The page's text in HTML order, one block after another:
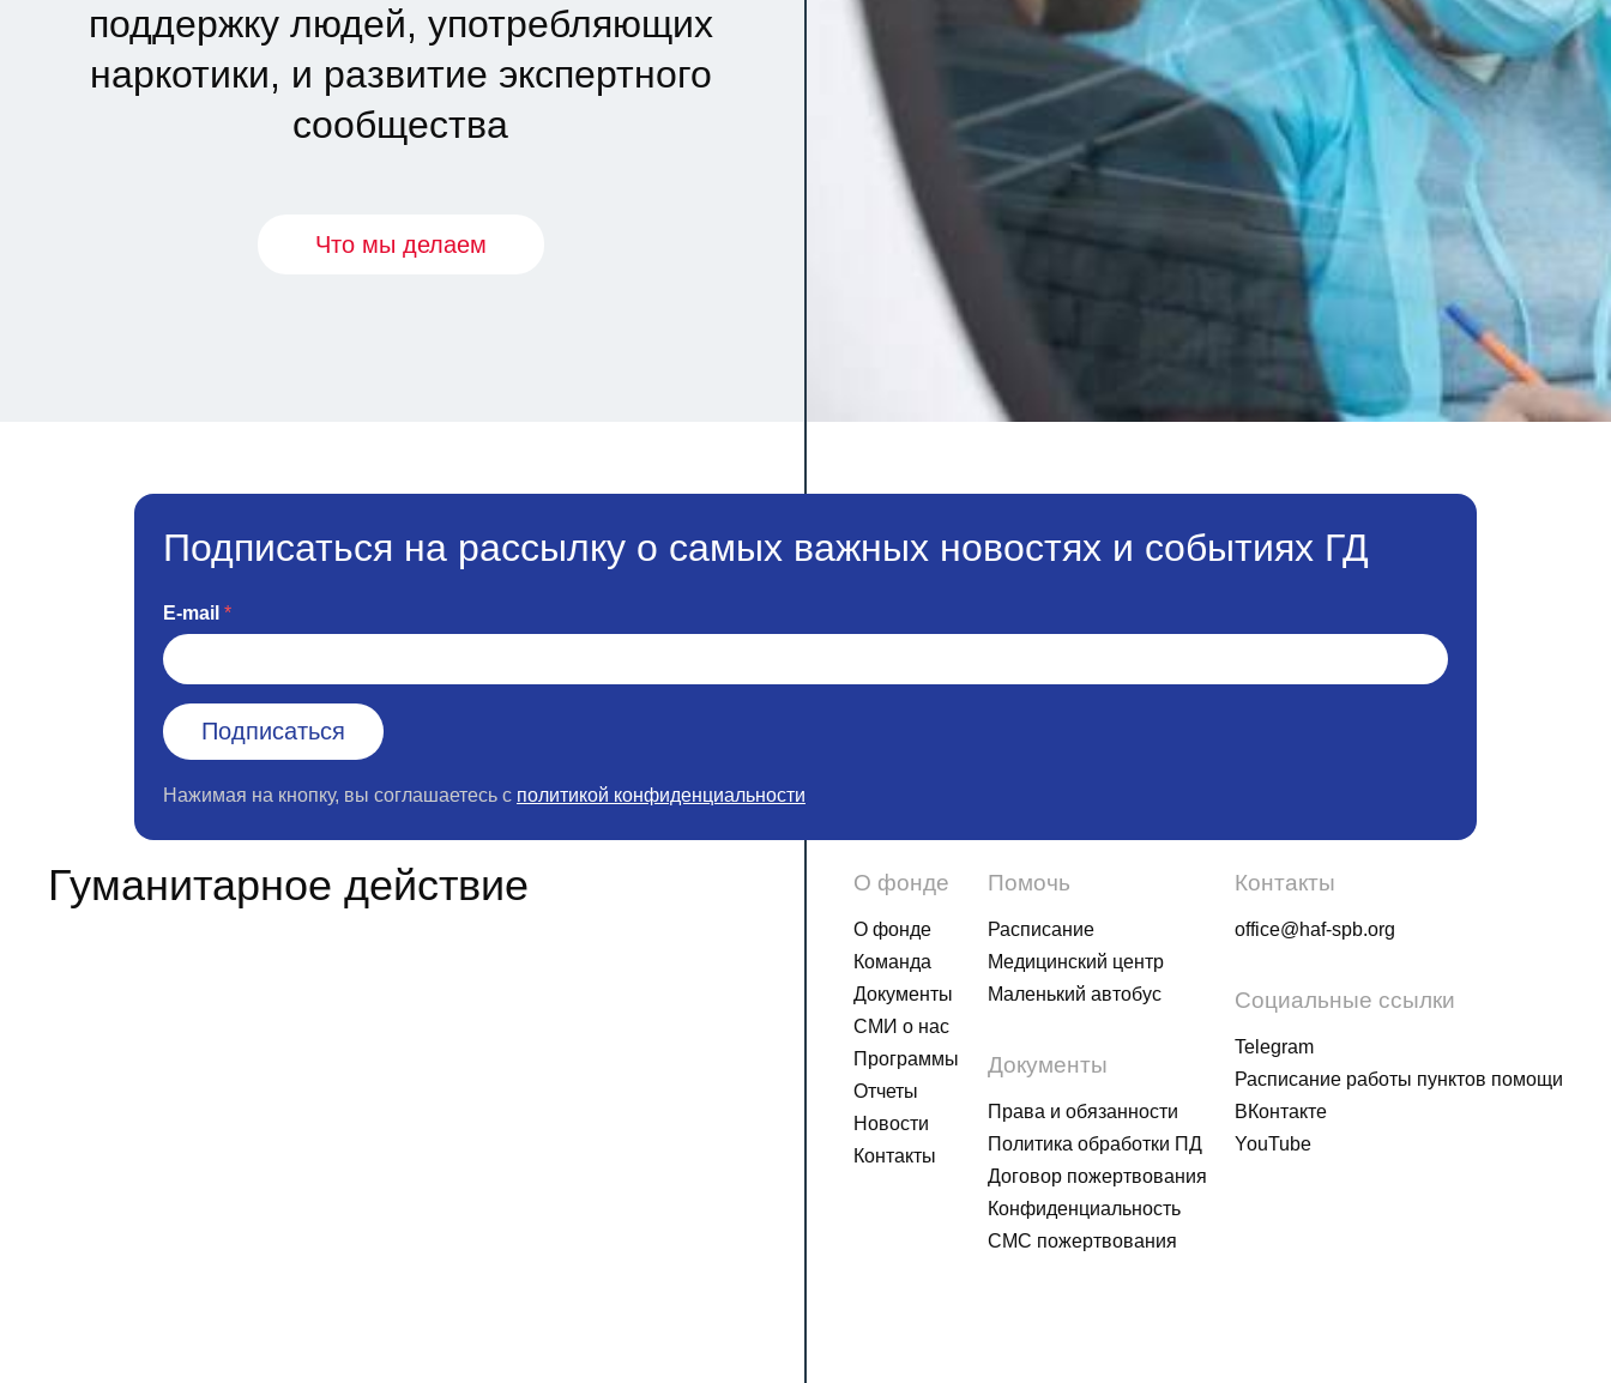
поддержку людей, употребляющих
наркотики, и развитие экспертного
сообщества
Что мы делаем
Подписаться на рассылку о самых важных новостях и событиях ГД
E-mail
Нажимая на кнопку, вы соглашаетесь с политикой конфиденциальности
Гуманитарное действие О фонде
О фонде
Команда
Документы
СМИ о нас
Программы
Отчеты
Новости
Контакты
Помочь
Расписание
Медицинский центр
Маленький автобус
Документы
Права и обязанности
Политика обработки ПД
Договор пожертвования
Конфиденциальность
СМС пожертвования
Контакты
office@haf-spb.org
Социальные ссылки
Telegram
Расписание работы пунктов помощи
ВКонтакте
YouTube